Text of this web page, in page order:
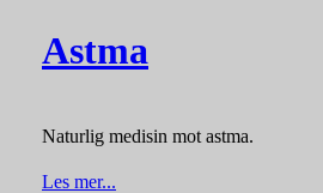
Astma
Naturlig medisin mot astma.
Les mer...